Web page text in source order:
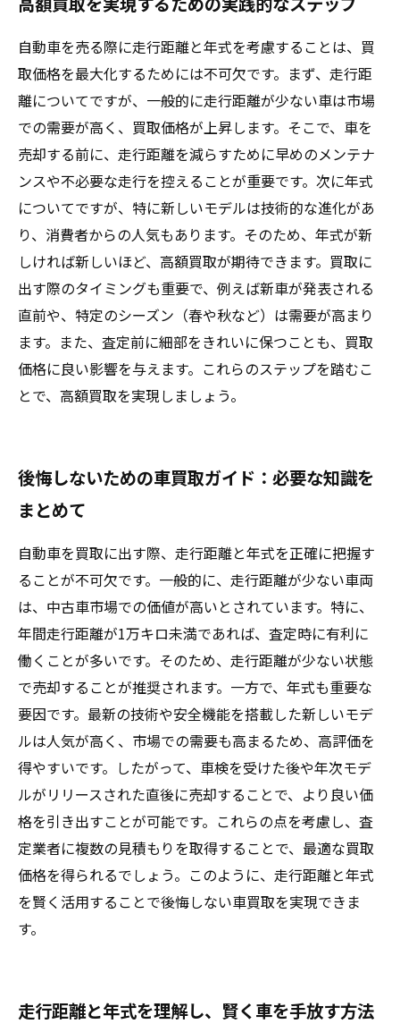
自動車を売る際に走行距離と年式を考慮することは、買
取価格を最大化するためには不可欠です。まず、走行距
離についてですが、一般的に走行距離が少ない車は市場
での需要が高く、買取価格が上昇します。そこで、車を
売却する前に、走行距離を減らすために早めのメンテナ
ンスや不必要な走行を控えることが重要です。次に年式
についてですが、特に新しいモデルは技術的な進化があ
り、消費者からの人気もあります。そのため、年式が新
しければ新しいほど、高額買取が期待できます。買取に
出す際のタイミングも重要で、例えば新車が発表される
直前や、特定のシーズン（春や秋など）は需要が高まり
ます。また、査定前に細部をきれいに保つことも、買取
価格に良い影響を与えます。これらのステップを踏むこ
とで、高額買取を実現しましょう。
後悔しないための車買取ガイド：必要な知識を
まとめて
自動車を買取に出す際、走行距離と年式を正確に把握す
ることが不可欠です。一般的に、走行距離が少ない車両
は、中古車市場での価値が高いとされています。特に、
年間走行距離が1万キロ未満であれば、査定時に有利に
働くことが多いです。そのため、走行距離が少ない状態
で売却することが推奨されます。一方で、年式も重要な
要因です。最新の技術や安全機能を搭載した新しいモデ
ルは人気が高く、市場での需要も高まるため、高評価を
得やすいです。したがって、車検を受けた後や年次モデ
ルがリリースされた直後に売却することで、より良い価
格を引き出すことが可能です。これらの点を考慮し、査
定業者に複数の見積もりを取得することで、最適な買取
価格を得られるでしょう。このように、走行距離と年式
を賢く活用することで後悔しない車買取を実現できま
す。
走行距離と年式を理解し、賢く車を手放す方法